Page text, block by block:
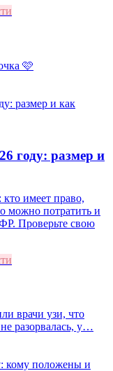
🩷
году: размер и
имеет право,
можно потратить и
Проверьте свою
врачи узи, что
разорвалась, у…